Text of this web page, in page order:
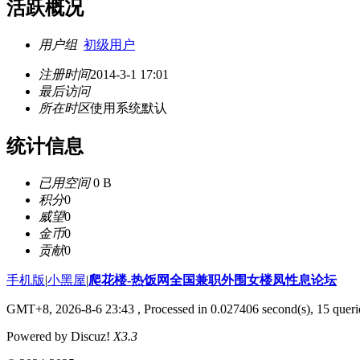
活跃概况
用户组 初级用户
注册时间2014-3-1 17:01
最后访问
所在时区使用系统默认
统计信息
已用空间0 B
积分0
威望0
金币0
贡献0
手机版|小黑屋|爬花楼-热饭网全国兼职外围女楼凤性息论坛
GMT+8, 2026-8-6 23:43 , Processed in 0.027406 second(s), 15
Powered by Discuz! X3.3